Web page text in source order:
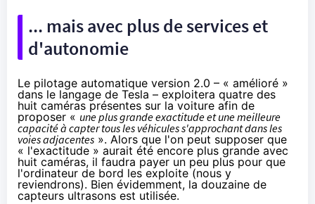
... mais avec plus de services et
d'autonomie
Le pilotage automatique version 2.0 – « amélioré »
dans le langage de Tesla – exploitera quatre des
huit caméras présentes sur la voiture afin de
proposer « une plus grande exactitude et une meilleure
capacité à capter tous les véhicules s'approchant dans les
voies adjacentes ». Alors que l'on peut supposer que
« l'exactitude » aurait été encore plus grande avec
huit caméras, il faudra payer un peu plus pour que
l'ordinateur de bord les exploite (nous y
reviendrons). Bien évidemment, la douzaine de
capteurs ultrasons est utilisée.